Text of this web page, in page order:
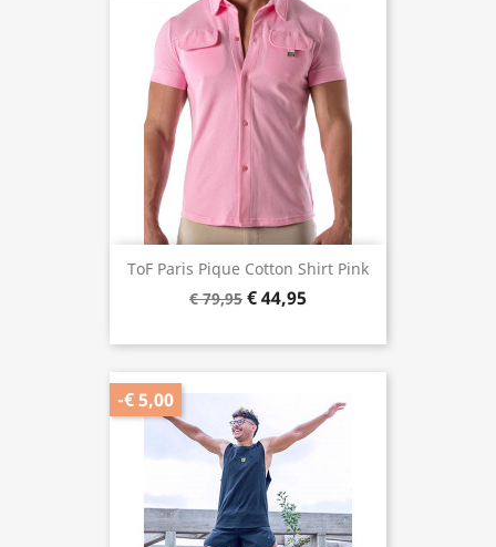
ToF Paris Pique Cotton Shirt Pink
€ 79,95 € 44,95
-€ 5,00